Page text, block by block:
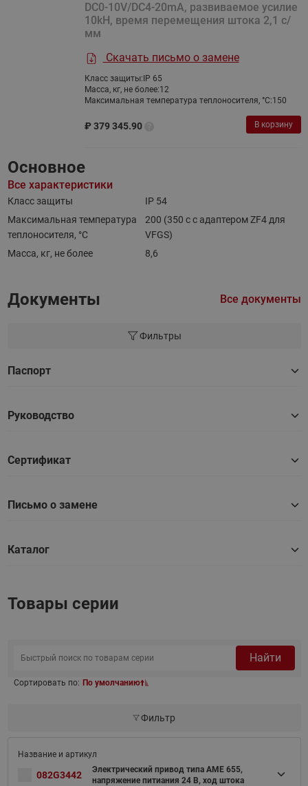
DC0-10V/DC4-20mA, развиваемое усилие
10kH, время перемещения штока 2,1 с/
мм
Скачать письмо о замене
Класс защиты: IP 65
Масса, кг, не более:12
Максимальная температура теплоносителя, °C:150
₽ 379 345.90 В корзину
Основное
Все характеристики
Класс защиты
IP 54
Максимальная температура
теплоносителя, °C
200 (350 с с адаптером ZF4 для
VFGS)
Масса, кг, не более
8,6
Документы Все документы
Фильтры
Паспорт
Руководство
Сертификат
Письмо о замене
Каталог
Товары серии
Найти
Сортировать по: По умолчанию
Фильтр
082G3442
Электрический привод типа AME 655,
напряжение питиания 24 В, ход штока